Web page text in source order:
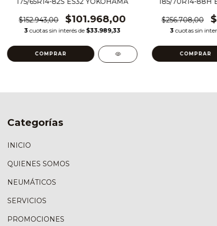
$152.943,00 $101.968,00
3 cuotas sin interés de $33.989,33
$256.708,00
3 cuotas sin
Categorías
INICIO
QUIENES SOMOS
NEUMÁTICOS
SERVICIOS
PROMOCIONES